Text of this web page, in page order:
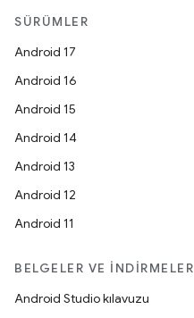
SÜRÜMLER
Android 17
Android 16
Android 15
Android 14
Android 13
Android 12
Android 11
BELGELER VE İNDIRMELER
Android Studio kılavuzu